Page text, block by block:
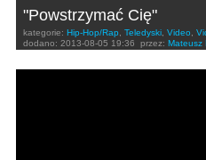
"Powstrzymać Cię"
kategorie: Hip-Hop/Rap Teledyski Video
dodano: 2013-08-05 19:36 przez: Mateusz